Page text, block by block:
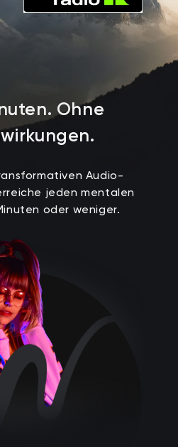
uten. Ohne
wirkungen.
Audio-
jeden mentalen
oder weniger.